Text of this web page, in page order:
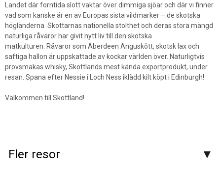
Landet där forntida slott vaktar över dimmiga sjöar och där vi finner
vad som kanske är en av Europas sista vildmarker – de skotska
högländerna. Skottarnas nationella stolthet och deras stora mängd
naturliga råvaror har givit nytt liv till den skotska
matkulturen. Råvaror som Aberdeen Anguskött, skotsk lax och
saftiga hallon är uppskattade av kockar världen över. Naturligtvis
provsmakas whisky, Skottlands mest kända exportprodukt, under
resan. Spana efter Nessie i Loch Ness iklädd kilt köpt i Edinburgh!
Välkommen till Skottland!
Fler resor